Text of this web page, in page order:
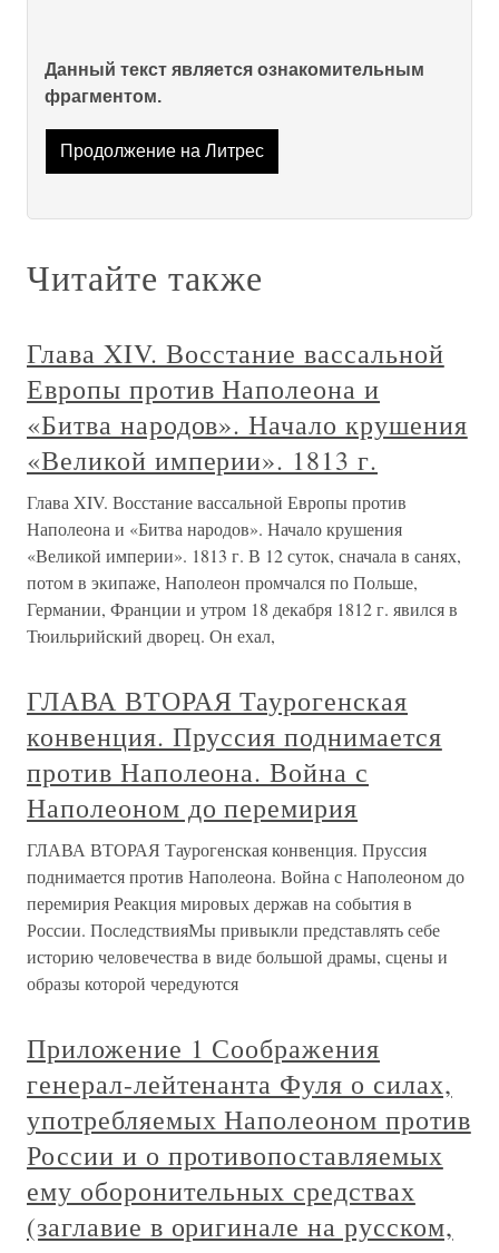
Данный текст является ознакомительным
фрагментом.
Продолжение на Литрес
Читайте также
Глава XIV. Восстание вассальной
Европы против Наполеона и
«Битва народов». Начало крушения
«Великой империи». 1813 г.
Глава XIV. Восстание вассальной Европы против
Наполеона и «Битва народов». Начало крушения
«Великой империи». 1813 г. В 12 суток, сначала в санях,
потом в экипаже, Наполеон промчался по Польше,
Германии, Франции и утром 18 декабря 1812 г. явился в
Тюильрийский дворец. Он ехал,
ГЛАВА ВТОРАЯ Таурогенская
конвенция. Пруссия поднимается
против Наполеона. Война с
Наполеоном до перемирия
ГЛАВА ВТОРАЯ Таурогенская конвенция. Пруссия
поднимается против Наполеона. Война с Наполеоном до
перемирия Реакция мировых держав на события в
России. ПоследствияМы привыкли представлять себе
историю человечества в виде большой драмы, сцены и
образы которой чередуются
Приложение 1 Соображения
генерал-лейтенанта Фуля о силах,
употребляемых Наполеоном против
России и о противопоставляемых
ему оборонительных средствах
(заглавие в оригинале на русском,